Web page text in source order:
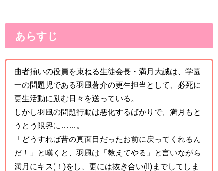
あらすじ
曲者揃いの役員を束ねる生徒会長・満月大誠は、学園
一の問題児である羽風蒼介の更生担当として、必死に
更生活動に励む日々を送っている。
しかし羽風の問題行動は悪化するばかりで、満月もと
うとう限界に……。
「どうすれば昔の真面目だったお前に戻ってくれるん
だ！」と嘆くと、羽風は「教えてやる」と言いながら
満月にキス(！)をし、更には抜き合い(!!)までしてしま